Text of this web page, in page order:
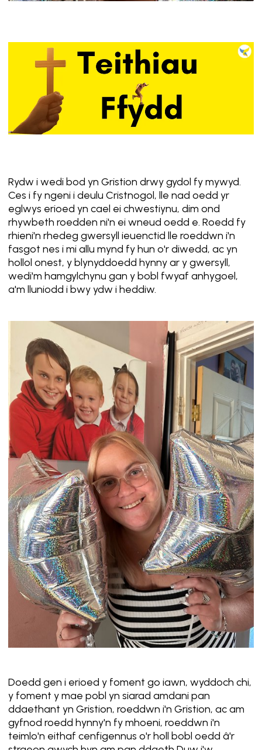
Rydw i wedi bod yn Gristion drwy gydol fy mywyd.
Ces i fy ngeni i deulu Cristnogol, lle nad oedd yr
eglwys erioed yn cael ei chwestiynu, dim ond
rhywbeth roedden ni'n ei wneud oedd e. Roedd fy
rhieni'n rhedeg gwersyll ieuenctid lle roeddwn i'n
fasgot nes i mi allu mynd fy hun o'r diwedd, ac yn
hollol onest, y blynyddoedd hynny ar y gwersyll,
wedi'm hamgylchynu gan y bobl fwyaf anhygoel,
a'm lluniodd i bwy ydw i heddiw.
Doedd gen i erioed y foment go iawn, wyddoch chi,
y foment y mae pobl yn siarad amdani pan
ddaethant yn Gristion, roeddwn i'n Gristion, ac am
gyfnod roedd hynny'n fy mhoeni, roeddwn i'n
teimlo'n eithaf cenfigennus o'r holl bobl oedd â'r